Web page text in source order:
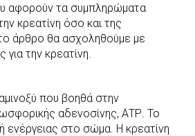
αφορούν τα συμπληρώματα
κρεατίνη όσο και της
άρθρο θα ασχοληθούμε με
την κρεατίνη.
που βοηθά στην
αδενοσίνης, ΑΤΡ. Το
ενέργειας στο σώμα. Η κρεατίνη